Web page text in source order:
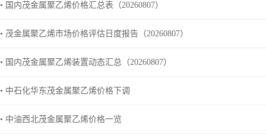
• 国内茂金属聚乙烯价格汇总表（20260807）
• 茂金属聚乙烯市场价格评估日度报告（20260807）
• 国内茂金属聚乙烯装置动态汇总（20260807）
• 中石化华东茂金属聚乙烯价格下调
• 中油西北茂金属聚乙烯价格一览